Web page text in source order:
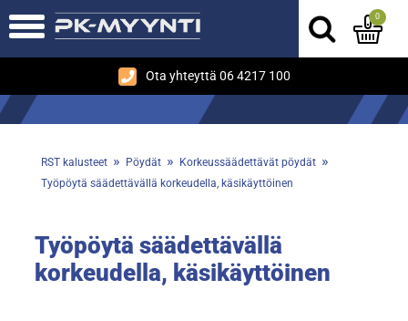
Ota yhteyttä 06 4217 100
0
RST kalusteet » Pöydät » Korkeussäädettävät pöydät »
Työpöytä säädettävällä korkeudella, käsikäyttöinen
Työpöytä säädettävällä
korkeudella, käsikäyttöinen